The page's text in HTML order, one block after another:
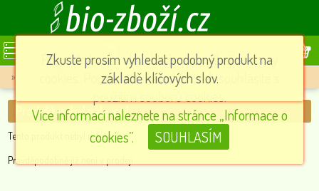
MENU
» Produkt nebyl nalezen!
Produkt nebyl nalezen!
Tento produkt nebyl nalezen!
Pravděpodobně již není v prodeji.
Při poskytování služeb nám pomáhají soubory
cookies. Používáním našich služeb souhlasíte s
Více informací naleznete na stránce „Informace o
cookies”.
SOUHLASÍM
Zkuste prosím vyhledat podobný produkt na
základě klíčových slov.